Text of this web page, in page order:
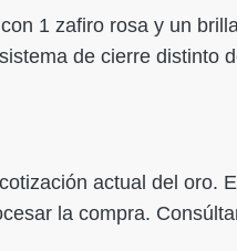
1 zafiro rosa y un
de cierre distinto
actual del oro. El
la compra.